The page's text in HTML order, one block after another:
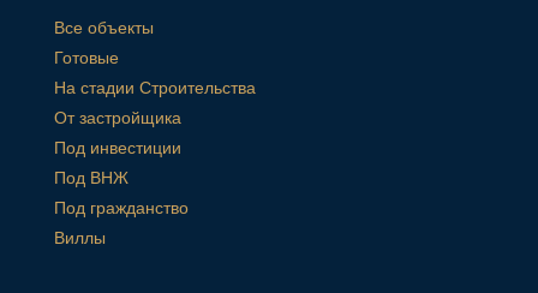
Все объекты
Готовые
На стадии Строительства
От застройщика
Под инвестиции
Под ВНЖ
Под гражданство
Виллы